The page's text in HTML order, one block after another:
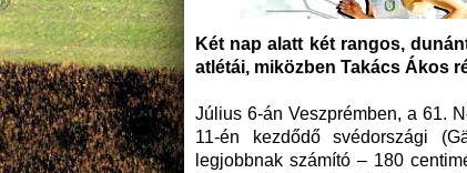
Két nap alatt két rangos,
atlétái, miközben Takács Ákos
Július 6-án Veszprémben, a 61.
11-én kezdődő svédországi
legjobbnak számító – 180